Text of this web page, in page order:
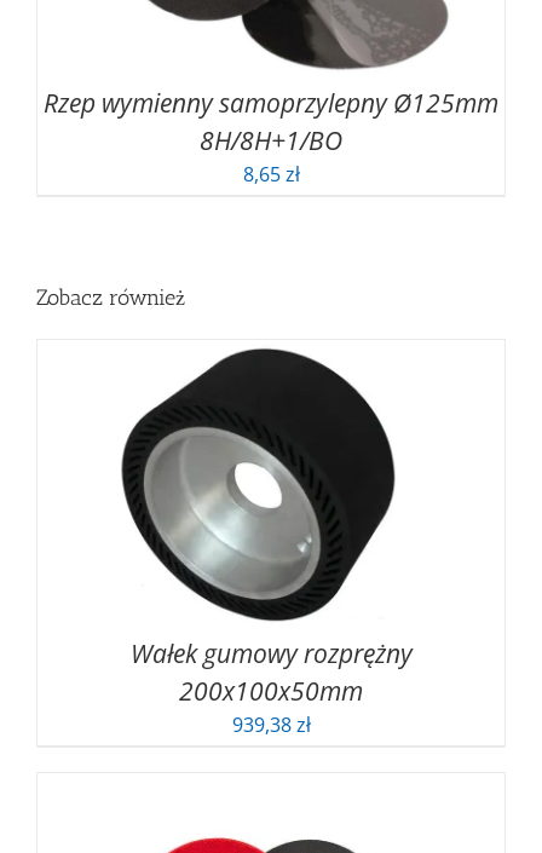
Rzep wymienny samoprzylepny Ø125mm
8H/8H+1/BO
8,65zł
Zobacz również
Wałek gumowy rozprężny
200x100x50mm
939,38zł